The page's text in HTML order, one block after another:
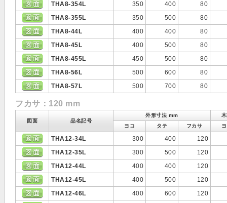
THA8-354L
350 400
80
THA8-355L
350 500
80
THA8-44L
400 400
80
THA8-45L
400 500
80
THA8-455L
450 500
80
THA8-56L
500 600
80
THA8-57L
500 700 80
フカサ：120 mm
図面 品名記号
外形寸法 mm
ヨコ
タテ フカサ
THA12-34L 300 400
120
THA12-35L
300 500
120
THA12-44L
400 400
120
THA12-45L
400 500
120
THA12-46L
400 600
120